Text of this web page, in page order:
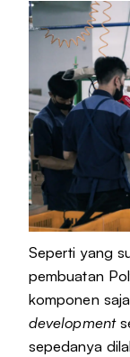
Seperti yang
pembuatan
komponen
development
sepedanya